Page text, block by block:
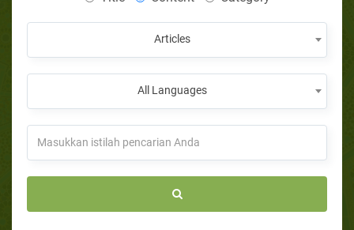
Articles
All Languages